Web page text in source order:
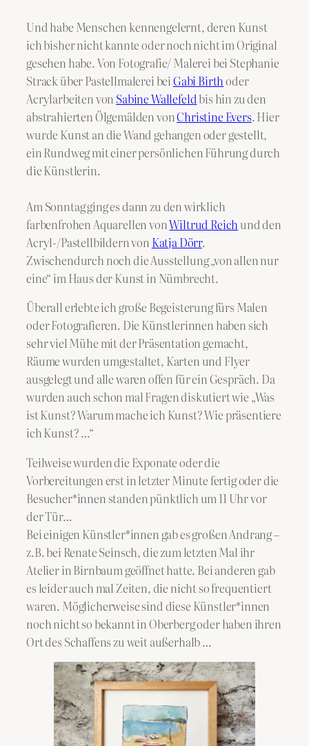
Und habe Menschen kennengelernt, deren Kunst
ich bisher nicht kannte oder noch nicht im Original
gesehen habe. Von Fotografie/ Malerei bei Stephanie
Strack über Pastellmalerei bei Gabi Birthoder
Acrylarbeiten von Sabine Wallefeldbis hin zu den
abstrahierten Ölgemälden vonChristine Evers. Hier
wurde Kunst an die Wand gehangen oder gestellt,
ein Rundweg mit einer persönlichen Führung durch
die Künstlerin.
Am Sonntag ging es dann zu den wirklich
farbenfrohen Aquarellen vonWiltrud Reich und den
Acryl-/Pastellbildern von Katja Dörr.
Zwischendurch noch die Ausstellung „von allen nur
eine“ im Haus der Kunst in Nümbrecht.
Überall erlebte ich große Begeisterung fürs Malen
oder Fotografieren. Die Künstlerinnen haben sich
sehr viel Mühe mit der Präsentation gemacht,
Räume wurden umgestaltet, Karten und Flyer
ausgelegt und alle waren offen für ein Gespräch. Da
wurden auch schon mal Fragen diskutiert wie „Was
ist Kunst? Warum mache ich Kunst? Wie präsentiere
ich Kunst? …“
Teilweise wurden die Exponate oder die
Vorbereitungen erst in letzter Minute fertig oder die
Besucher*innen standen pünktlich um 11 Uhr vor
der Tür…
Bei einigen Künstler*innen gab es großen Andrang –
z.B. bei Renate Seinsch, die zum letzten Mal ihr
Atelier in Birnbaum geöffnet hatte. Bei anderen gab
es leider auch mal Zeiten, die nicht so frequentiert
waren. Möglicherweise sind diese Künstler*innen
noch nicht so bekannt in Oberberg oder haben ihren
Ort des Schaffens zu weit außerhalb …